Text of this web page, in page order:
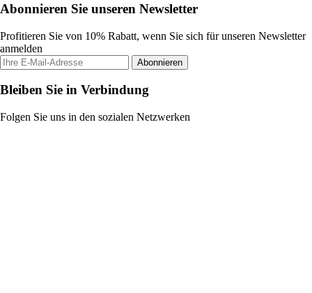
Abonnieren Sie unseren Newsletter
Profitieren Sie von 10% Rabatt, wenn Sie sich für unseren Newsletter
anmelden
Abonnieren
Bleiben Sie in Verbindung
Folgen Sie uns in den sozialen Netzwerken